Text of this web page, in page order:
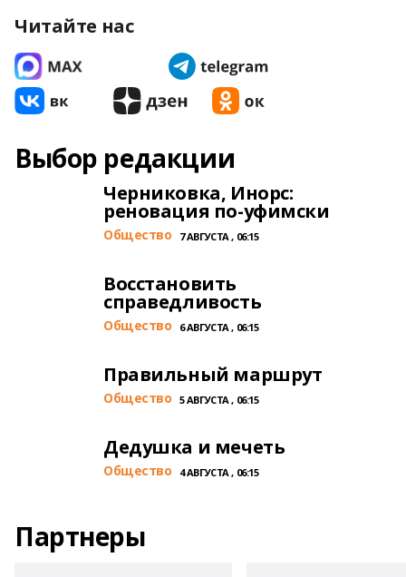
Читайте нас
Выбор редакции
Черниковка, Инорс:
реновация по-уфимски
Общество 7 АВГУСТА , 06:15
Восстановить
справедливость
Общество 6 АВГУСТА , 06:15
Правильный маршрут
Общество 5 АВГУСТА , 06:15
Дедушка и мечеть
Общество 4 АВГУСТА , 06:15
Партнеры